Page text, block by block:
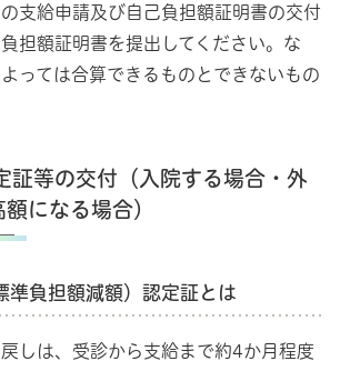
支給申請及び自己負担額証明書の交付
担額証明書を提出してください。な
っては合算できるものとできないもの
証等の交付（入院する場合・外
になる場合）
準負担額減額）認定証とは
しは、受診から支給まで約4か月程度